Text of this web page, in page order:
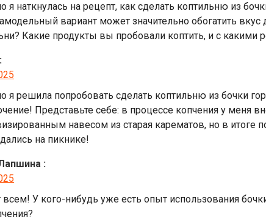
я наткнулась на рецепт, как сделать коптильню из
вариант может значительно обогатить
Какие продукты вы пробовали коптить, и с какими
:
я решила попробовать сделать коптильню из бочки
Представьте себе: в процессе копчения у меня
навесом из старая карематов, но в итоге
на пикнике!
:
У кого-нибудь уже есть опыт использования